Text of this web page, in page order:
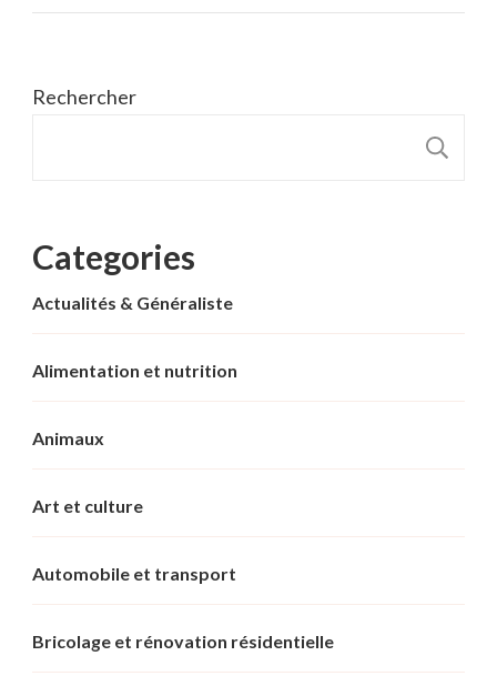
Rechercher
Categories
Actualités & Généraliste
Alimentation et nutrition
Animaux
Art et culture
Automobile et transport
Bricolage et rénovation résidentielle